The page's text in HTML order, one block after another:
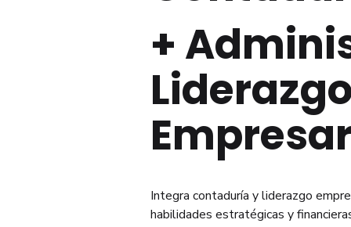
+
Integra contaduría y liderazgo
habilidades estratégicas y